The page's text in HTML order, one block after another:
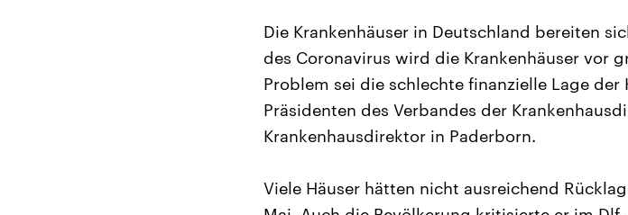
Die Krankenhäuser in Deutschland bereiten
des Coronavirus wird die Krankenhäuser vor
Problem sei die schlechte finanzielle Lage der
Präsidenten des Verbandes der
Krankenhausdirektor in Paderborn.
Viele Häuser hätten nicht ausreichend